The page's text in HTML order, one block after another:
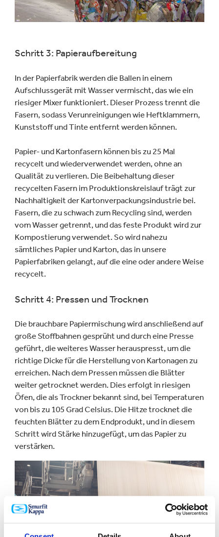
Schritt 3: Papieraufbereitung
In der Papierfabrik werden die Ballen in einem
Aufschlussgerät mit Wasser vermischt, das wie ein
riesiger Mixer funktioniert. Dieser Prozess trennt die
Fasern, sodass Verunreinigungen wie Heftklammern,
Kunststoff und Tinte entfernt werden können.
Papier- und Kartonfasern können bis zu 25 Mal
recycelt und wiederverwendet werden, ohne an
Qualität zu verlieren. Die Beibehaltung dieser
recycelten Fasern im Produktionskreislauf trägt zur
Nachhaltigkeit der Kartonverpackungsindustrie bei.
Fasern, die zu schwach zum Recycling sind, werden
vom Wasser getrennt, und das feste Produkt wird zur
Kompostierung verwendet. So wird nahezu
sämtliches Papier und Karton, das in unsere
Papierfabriken gelangt, auf die eine oder andere Weise
recycelt.
Schritt 4: Pressen und Trocknen
Die brauchbare Papiermischung wird anschließend auf
große Stoffbahnen gesprüht und durch eine Presse
geführt, die weiteres Wasser herauspresst, um die
richtige Dicke für die Herstellung von Kartonagen zu
erreichen. Nach dem Pressen müssen die Blätter
weiter getrocknet werden. Dies erfolgt in riesigen
Öfen, die als Trockner bekannt sind, bei Temperaturen
von bis zu 105 Grad Celsius. Die Hitze trocknet die
feuchten Blätter zu dem Endprodukt, und in diesem
Schritt wird Stärke hinzugefügt, um das Papier zu
verstärken.